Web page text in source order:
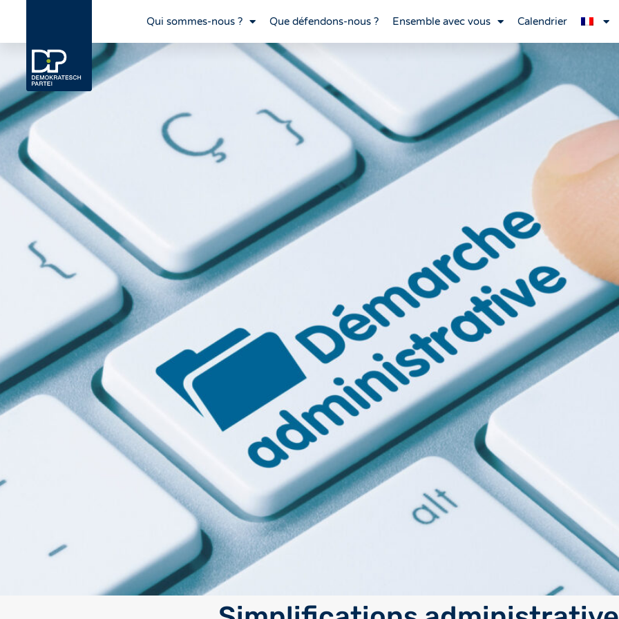
Qui sommes-nous ? Que défendons-nous ? Ensemble avec vous Calendrier